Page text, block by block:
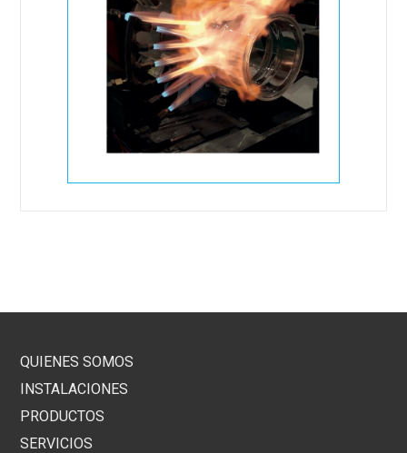
QUIENES SOMOS
INSTALACIONES
PRODUCTOS
SERVICIOS